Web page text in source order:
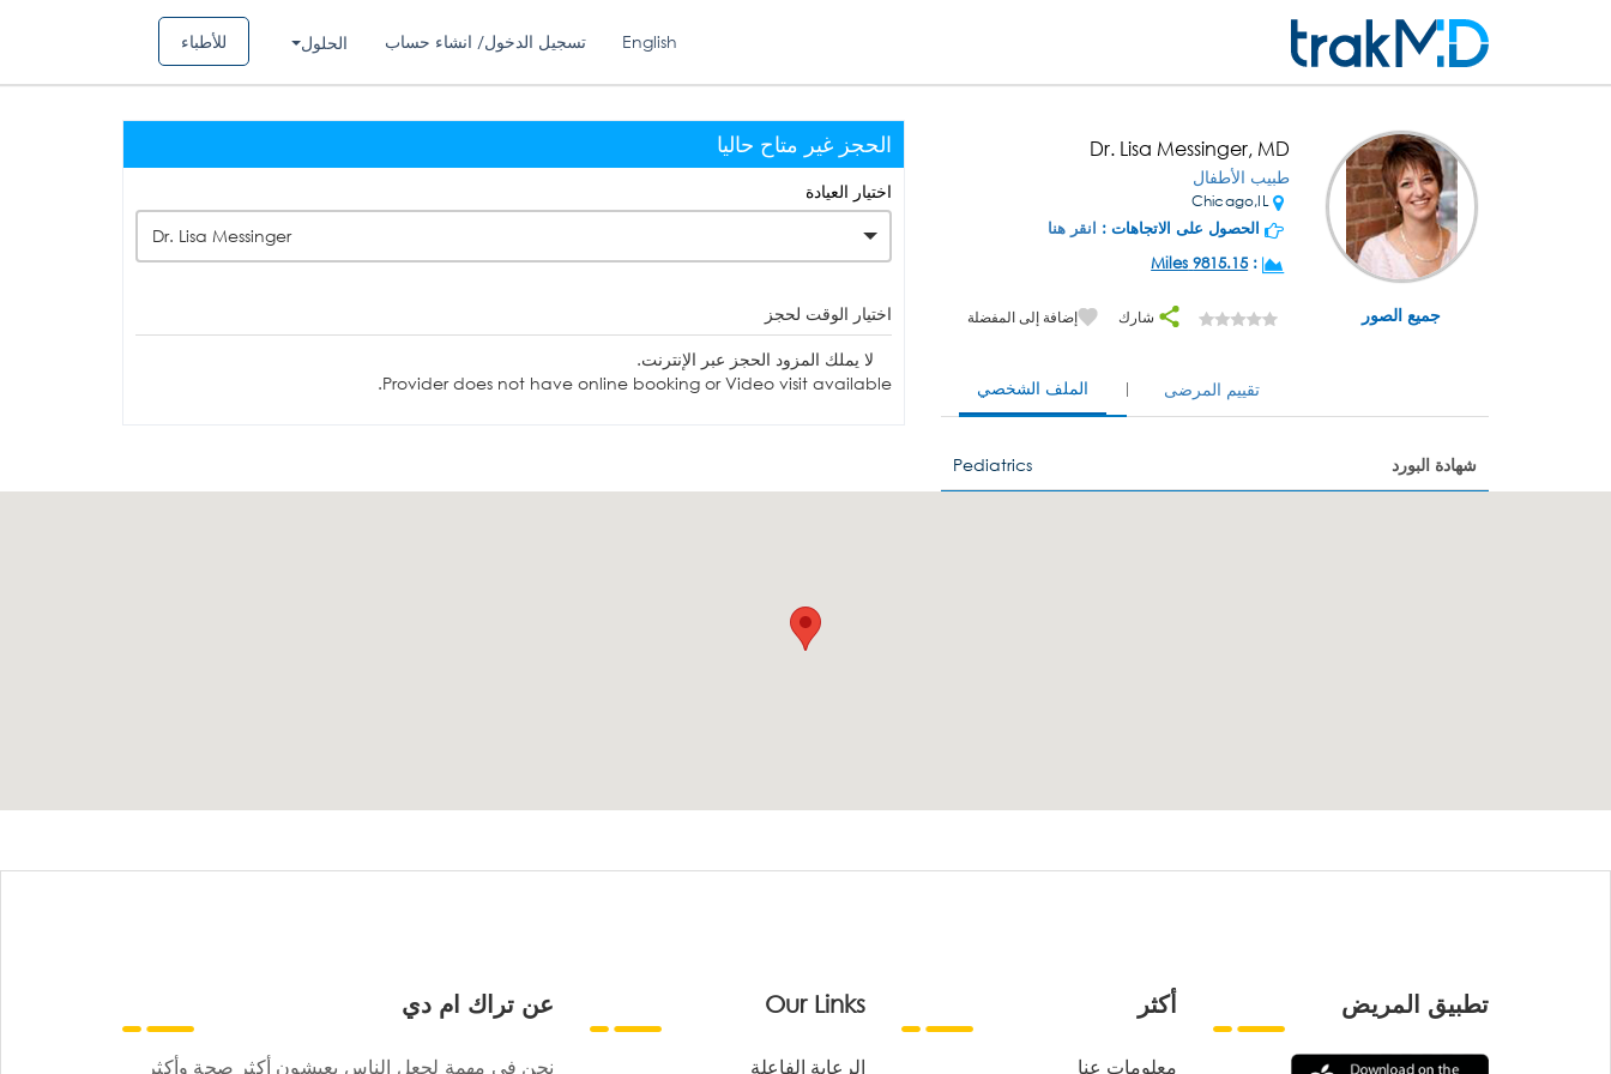
للأطباء الحلول تسجيل الدخول/ انشاء حساب English
جميع الصور
Dr. Lisa Messinger, MD
طبيب الأطفال
Chicago,IL
الحصول على الاتجاهات : انقر هنا
:
9815.15 Miles
شارك إضافة إلى المفضلة
الملف الشخصي تقييم المرضى
شهادة البورد Pediatrics
الحجز غير متاح حاليا
اختيار العيادة
Dr. Lisa Messinger
اختيار الوقت لحجز
لا يملك المزود الحجز عبر الإنترنت.
Provider does not have online booking or Video visit available.
عن تراك ام دي
نحن في مهمة لجعل الناس يعيشون أكثر صحة وأكثر
Our Links
الرعاية الفاعلة
أكثر
معلومات عنا
تطبيق المريض